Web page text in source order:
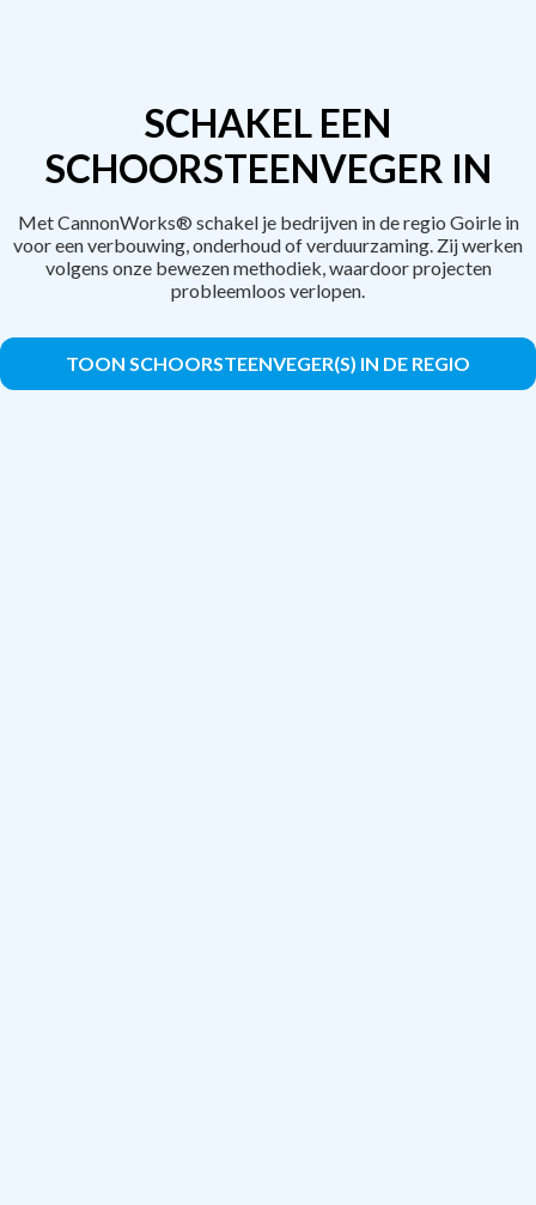
SCHAKEL EEN
SCHOORSTEENVEGER IN
Met CannonWorks® schakel je bedrijven in de regio Goirle in
voor een verbouwing, onderhoud of verduurzaming. Zij werken
volgens onze bewezen methodiek, waardoor projecten
probleemloos verlopen.
TOON SCHOORSTEENVEGER(S) IN DE REGIO